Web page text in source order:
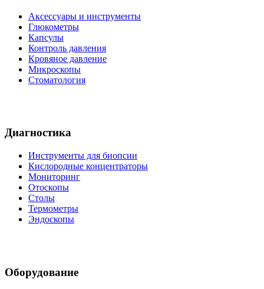
Аксессуары и инструменты
Глюкометры
Капсулы
Контроль давления
Кровяное давление
Микроскопы
Стоматология
Диагностика
Инструменты для биопсии
Кислородные концентраторы
Мониторинг
Отоскопы
Столы
Термометры
Эндоскопы
Оборудование